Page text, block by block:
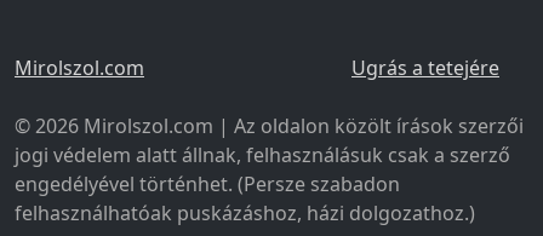
Ugrás a tetejére
Mirolszol.com
© 2026 Mirolszol.com | Az oldalon közölt írások szerzői
jogi védelem alatt állnak, felhasználásuk csak a szerző
engedélyével történhet. (Persze szabadon
felhasználhatóak puskázáshoz, házi dolgozathoz.)